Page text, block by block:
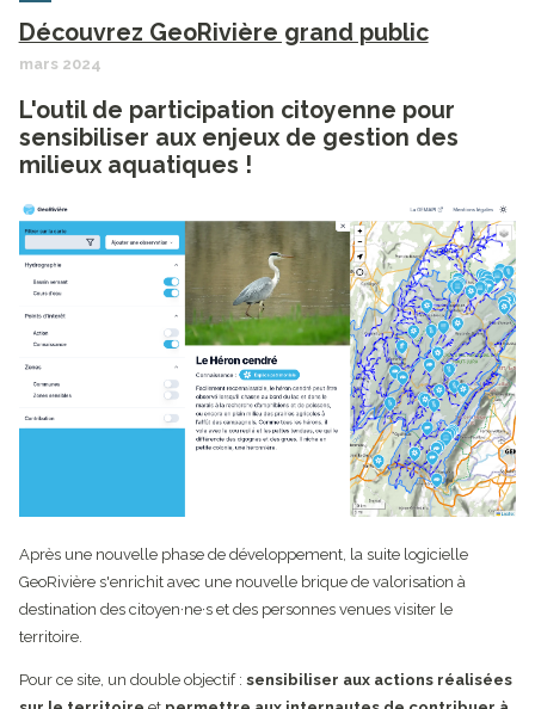
Découvrez GeoRivière grand public
mars 2024
L'outil de participation citoyenne pour
sensibiliser aux enjeux de gestion des
milieux aquatiques !
Après une nouvelle phase de développement, la suite logicielle
GeoRivière s'enrichit avec une nouvelle brique de valorisation à
destination des citoyen·ne·s et des personnes venues visiter le
territoire.
Pour ce site, un double objectif : sensibiliser aux actions réalisées